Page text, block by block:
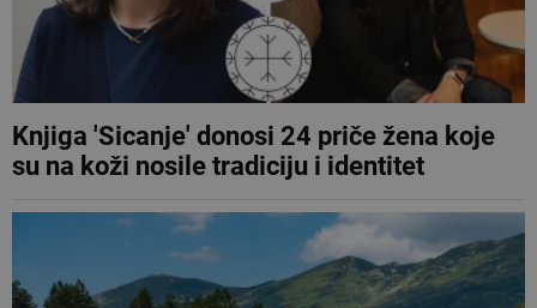
Knjiga 'Sicanje' donosi 24 priče žena koje
su na koži nosile tradiciju i identitet